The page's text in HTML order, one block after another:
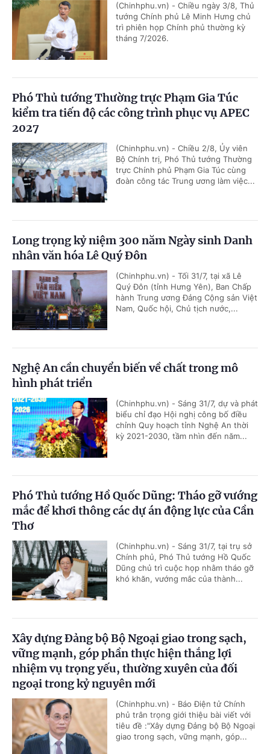
(Chinhphu.vn) - Chiều ngày 3/8, Thủ
tướng Chính phủ Lê Minh Hưng chủ
trì phiên họp Chính phủ thường kỳ
tháng 7/2026.
Phó Thủ tướng Thường trực Phạm Gia Túc
kiểm tra tiến độ các công trình phục vụ APEC
2027
(Chinhphu.vn) - Chiều 2/8, Ủy viên
Bộ Chính trị, Phó Thủ tướng Thường
trực Chính phủ Phạm Gia Túc cùng
đoàn công tác Trung ương làm việc...
Long trọng kỷ niệm 300 năm Ngày sinh Danh
nhân văn hóa Lê Quý Đôn
(Chinhphu.vn) - Tối 31/7, tại xã Lê
Quý Đôn (tỉnh Hưng Yên), Ban Chấp
hành Trung ương Đảng Cộng sản Việt
Nam, Quốc hội, Chủ tịch nước,...
Nghệ An cần chuyển biến về chất trong mô
hình phát triển
(Chinhphu.vn) - Sáng 31/7, dự và phát
biểu chỉ đạo Hội nghị công bố điều
chỉnh Quy hoạch tỉnh Nghệ An thời
kỳ 2021-2030, tầm nhìn đến năm...
Phó Thủ tướng Hồ Quốc Dũng: Tháo gỡ vướng
mắc để khơi thông các dự án động lực của Cần
Thơ
(Chinhphu.vn) - Sáng 31/7, tại trụ sở
Chính phủ, Phó Thủ tướng Hồ Quốc
Dũng chủ trì cuộc họp nhằm tháo gỡ
khó khăn, vướng mắc của thành...
Xây dựng Đảng bộ Bộ Ngoại giao trong sạch,
vững mạnh, góp phần thực hiện thắng lợi
nhiệm vụ trọng yếu, thường xuyên của đối
ngoại trong kỷ nguyên mới
(Chinhphu.vn) - Báo Điện tử Chính
phủ trân trọng giới thiệu bài viết với
tiêu đề :"Xây dựng Đảng bộ Bộ Ngoại
giao trong sạch, vững mạnh, góp...